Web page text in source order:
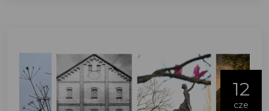
12
cze